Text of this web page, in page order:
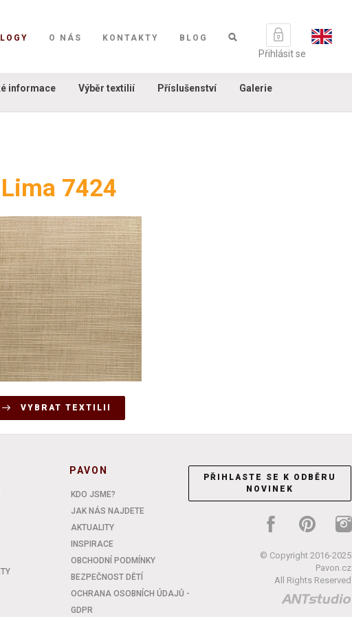
O NÁS KONTAKTY BLOG
Přihlásit se
informace Výběr textilií Příslušenství Galerie
Lima 7424
VYBRAT TEXTILII
PAVON
KDO JSME?
JAK NÁS NAJDETE
AKTUALITY
INSPIRACE
OBCHODNÍ PODMÍNKY
BEZPEČNOST DĚTÍ
OCHRANA OSOBNÍCH ÚDAJŮ -
GDPR
PŘIHLASTE SE K ODBĚRU
NOVINEK
© Copyright 2016-2025
Pavon.cz
All Rights Reserved